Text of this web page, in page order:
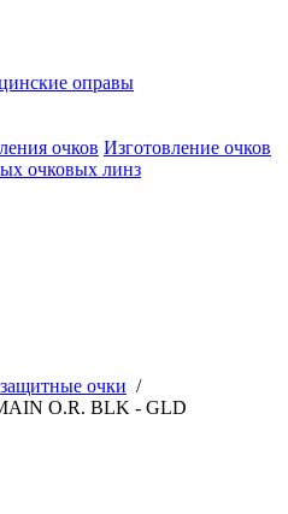
оправы
очков Изготовление очков
очковых линз
очки /
O.R. BLK - GLD